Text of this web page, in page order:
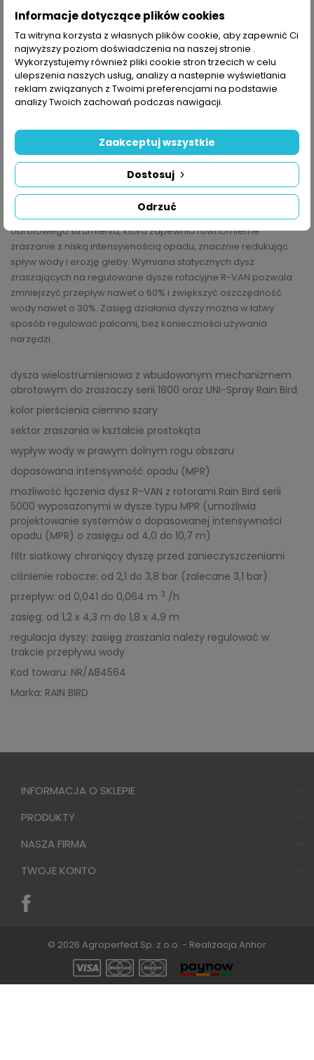
Składając zamówienie akceptujesz Politykę prywatności
Zasady dostawy
Składając zamówienie akceptujesz Zasady Wysyłki i
Zwrotu
Zasady bezpieczeństwa
Składając zamówienie akceptujesz Regulamin sklepu
OPIS
SZCZEGÓŁY PRODUKTU
Dysza rotacyjna Rain Bird R-VAN RCS zapewnia oszczędność
wody i elastyczność w projektowaniu. Wykorzystuje technologię
obrotowego strumienia, która zapewnia równomierne
zraszanie z niską intensywnością opadu, znacznie redukując
spływ wody i erozję gleby. Wymiana statycznych dysz
zraszających na regulowane dysze rotacyjne R-VAN pozwala
zmniejszyć przepływ nawet o 60% i zwiększyć oszczędność
wody nawet o 30%. Zasięg działania dyszy można w łatwy
sposób regulować palcami, bez konieczności używania
narzędzi.
dysza wielostrumieniowa z wbudowanym mechanizmem
obrotowym do zraszaczy serii 1800 oraz UNI-Spray Rain Bird
kolor pierścienia ciemno szary
sektor zraszania w kształcie prostokąta
wypływ wody w prawym dolnym rogu obszaru
dopasowana intensywność opadu (MPR)
możliwość łączenia dysz R-VAN z rotorami Rain Bird serii
5000 wyposażonymi w dysze typu MPR (umożliwia
projektowanie systemów o dopasowanej intensywności
opadu (MPR) o zasięgu od 4,0 do 10,7 m)
filtr siatkowy chroniący dyszę przed zanieczyszczeniami
ciśnienie robocze: od 2,1 do 3,8 bar (zalecane 3,1 bar)
przepływ: od 0,041 do 0,064 m 3 /h
zasięg: od 1,2 x 4,3 m do 1,8 x 4,9 m
regulacja dyszy: zasięg zraszania należy regulować w
trakcie przepływu wody
Kod towaru: NR/A84564
Marka: RAIN BIRD
INFORMACJA O SKLEPIE
PRODUKTY
NASZA FIRMA
TWOJE KONTO
© 2026 Agroperfect Sp. z o.o. - Realizacja Anhor
Informacje dotyczące plików cookies
Ta witryna korzysta z własnych plików cookie, aby zapewnić Ci
najwyższy poziom doświadczenia na naszej stronie .
Wykorzystujemy również pliki cookie stron trzecich w celu
ulepszenia naszych usług, analizy a nastepnie wyświetlania
reklam związanych z Twoimi preferencjami na podstawie
analizy Twoich zachowań podczas nawigacji.
Odrzuć
Dostosuj
Zaakceptuj wszystkie